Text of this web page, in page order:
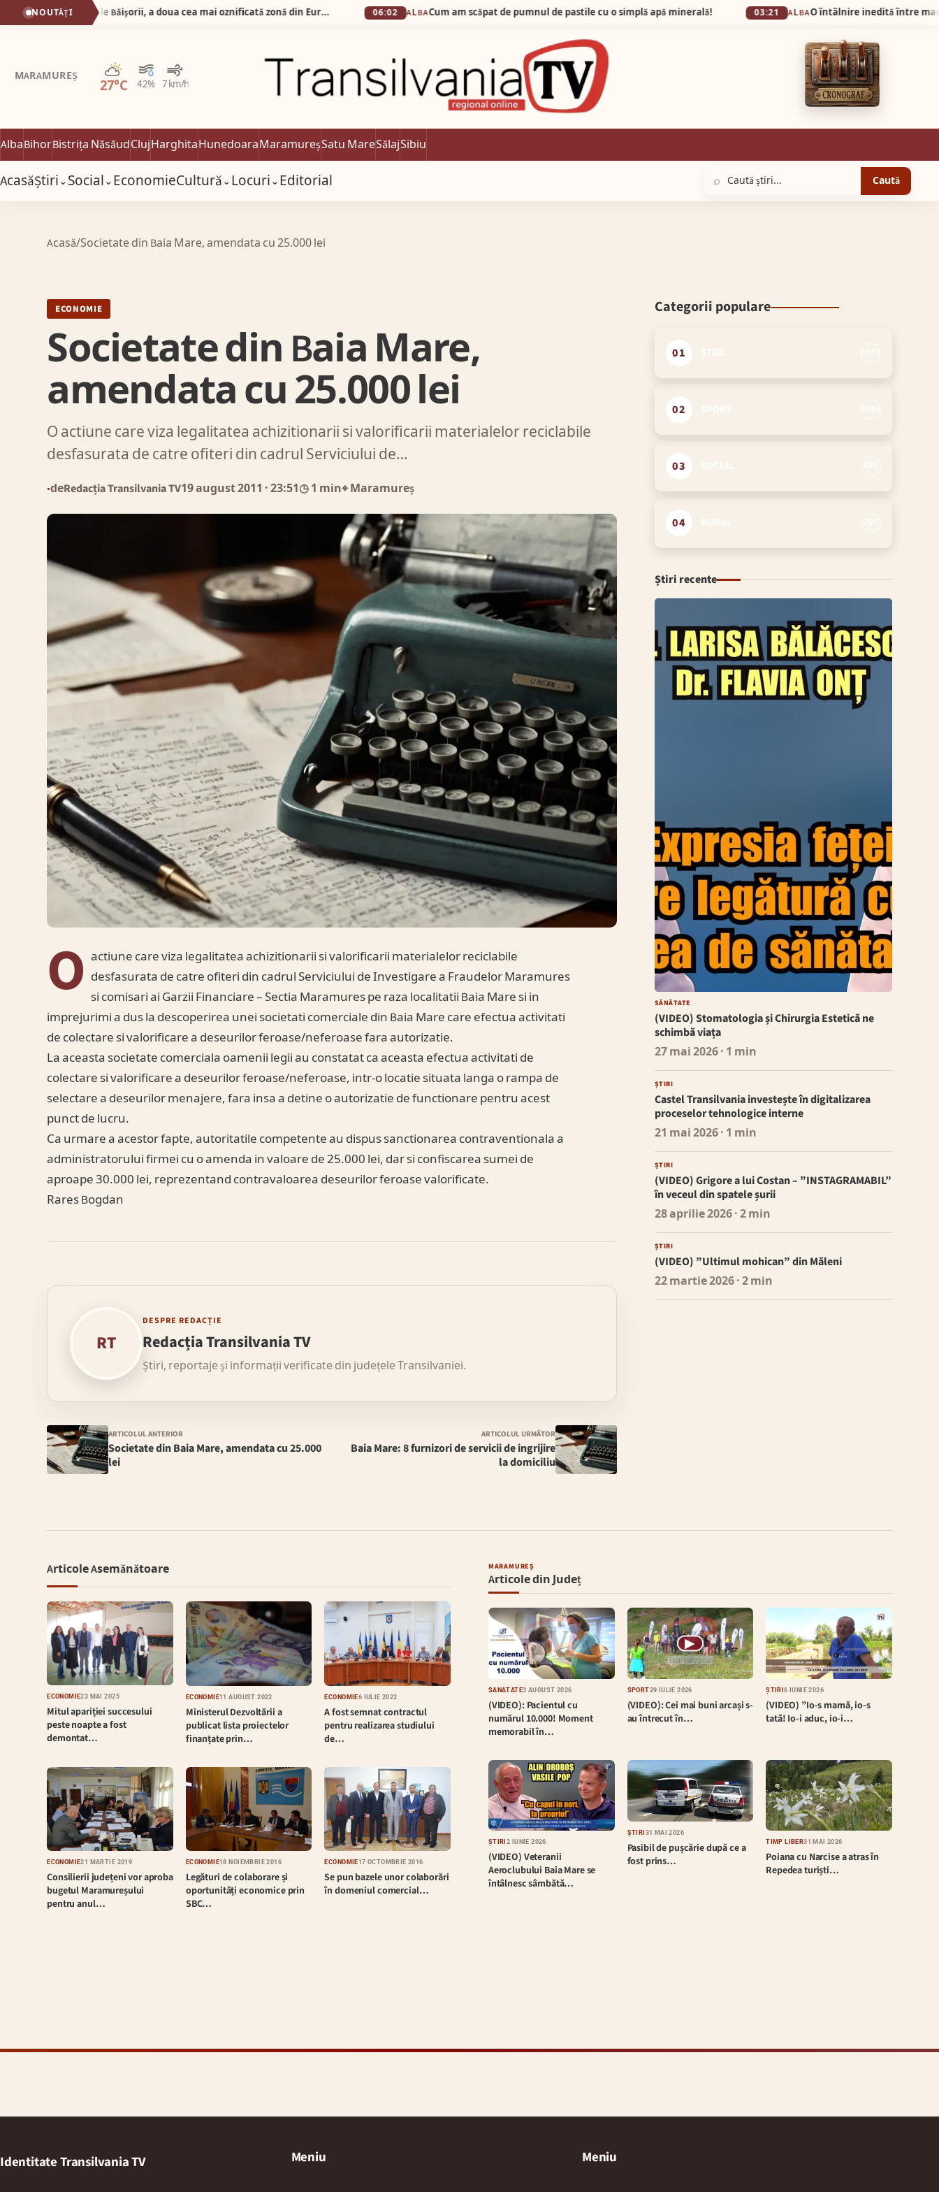
NOUTĂȚI Silva Logistic Services. Muntele Bǎişorii, a doua cea mai oznificatǎ zonǎ din Europa, un colț de rai unde sălbăticia Apusenilor întâlnește liniștea profundă a brazilor falnici. 06:02 ALBACum am scăpat de pumnul de pastile cu o simplă apă minerală! 03:21 ALBA
MARAMUREȘ
27°C 42% 7 km/h
Parțial noros
AlbaBihorBistrița NăsăudClujHarghitaHunedoaraMaramureșSatu MareSălajSibiu
AcasăȘtiri⌄Social⌄EconomieCultură⌄Locuri⌄Editorial ⌕ Caută
Acasă/Societate din Baia Mare, amendata cu 25.000 lei
ECONOMIE
Societate din Baia Mare,
amendata cu 25.000 lei
O actiune care viza legalitatea achizitionarii si valorificarii materialelor reciclabile
desfasurata de catre ofiteri din cadrul Serviciului de…
●deRedacția Transilvania TV19 august 2011 · 23:51◷ 1 min⌖ Maramureș
O actiune care viza legalitatea achizitionarii si valorificarii materialelor reciclabile
desfasurata de catre ofiteri din cadrul Serviciului de Investigare a Fraudelor Maramures
si comisari ai Garzii Financiare – Sectia Maramures pe raza localitatii Baia Mare si in
imprejurimi a dus la descoperirea unei societati comerciale din Baia Mare care efectua activitati
de colectare si valorificare a deseurilor feroase/neferoase fara autorizatie.
La aceasta societate comerciala oamenii legii au constatat ca aceasta efectua activitati de
colectare si valorificare a deseurilor feroase/neferoase, intr-o locatie situata langa o rampa de
selectare a deseurilor menajere, fara insa a detine o autorizatie de functionare pentru acest
punct de lucru.
Ca urmare a acestor fapte, autoritatile competente au dispus sanctionarea contraventionala a
administratorului firmei cu o amenda in valoare de 25.000 lei, dar si confiscarea sumei de
aproape 30.000 lei, reprezentand contravaloarea deseurilor feroase valorificate.
Rares Bogdan
RT
DESPRE REDACȚIE
Redacția Transilvania TV
Știri, reportaje și informații verificate din județele Transilvaniei.
ARTICOLUL ANTERIOR
Societate din Baia Mare, amendata cu 25.000
lei
ARTICOLUL URMĂTOR
Baia Mare: 8 furnizori de servicii de ingrijire
la domiciliu
Categorii populare
01
02
03
04
Știri recente
SĂNĂTATE
(VIDEO) Stomatologia și Chirurgia Estetică ne
schimbă viața
27 mai 2026· 1 min
ȘTIRI
Castel Transilvania investește în digitalizarea
proceselor tehnologice interne
21 mai 2026· 1 min
ȘTIRI
(VIDEO) Grigore a lui Costan – ”INSTAGRAMABIL”
în veceul din spatele șurii
28 aprilie 2026· 2 min
ȘTIRI
(VIDEO) ”Ultimul mohican” din Măleni
22 martie 2026· 2 min
Articole Asemănătoare
ECONOMIE23 MAI 2025
Mitul apariției succesului
peste noapte a fost
demontat…
ECONOMIE11 AUGUST 2022
Ministerul Dezvoltării a
publicat lista proiectelor
finanțate prin…
ECONOMIE6 IULIE 2022
A fost semnat contractul
pentru realizarea studiului
de…
ECONOMIE21 MARTIE 2019
Consilierii județeni vor aproba
bugetul Maramureșului
pentru anul…
ECONOMIE18 NOIEMBRIE 2016
Legături de colaborare și
oportunități economice prin
SBC…
ECONOMIE17 OCTOMBRIE 2016
Se pun bazele unor colaborări
în domeniul comercial…
MARAMUREȘ
Articole din Județ
SĂNĂTATE3 AUGUST 2026
(VIDEO): Pacientul cu
numărul 10.000! Moment
memorabil în…
▶
SPORT29 IULIE 2026
(VIDEO): Cei mai buni arcași s-
au întrecut în…
ȘTIRI6 IUNIE 2026
(VIDEO) ”Io-s mamă, io-s
tată! Io-i aduc, io-i…
ȘTIRI 2 IUNIE 2026
(VIDEO) Veteranii
Aeroclubului Baia Mare se
întâlnesc sâmbătă…
ȘTIRI 31 MAI 2026
Pasibil de pușcărie după ce a
fost prins…
TIMP LIBER31 MAI 2026
Poiana cu Narcise a atras în
Repedea turiști…
Identitate Transilvania TV Meniu Meniu